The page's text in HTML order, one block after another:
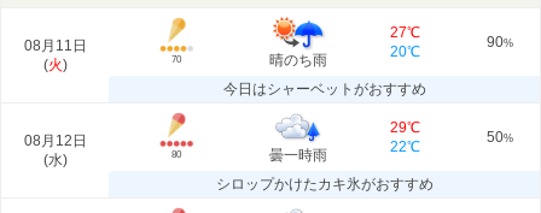
08月11日
(火) 70 晴のち雨
27℃
20℃
90%
今日はシャーベットがおすすめ
08月12日
(水) 80 曇一時雨
29℃
22℃
50%
シロップかけたカキ氷がおすすめ